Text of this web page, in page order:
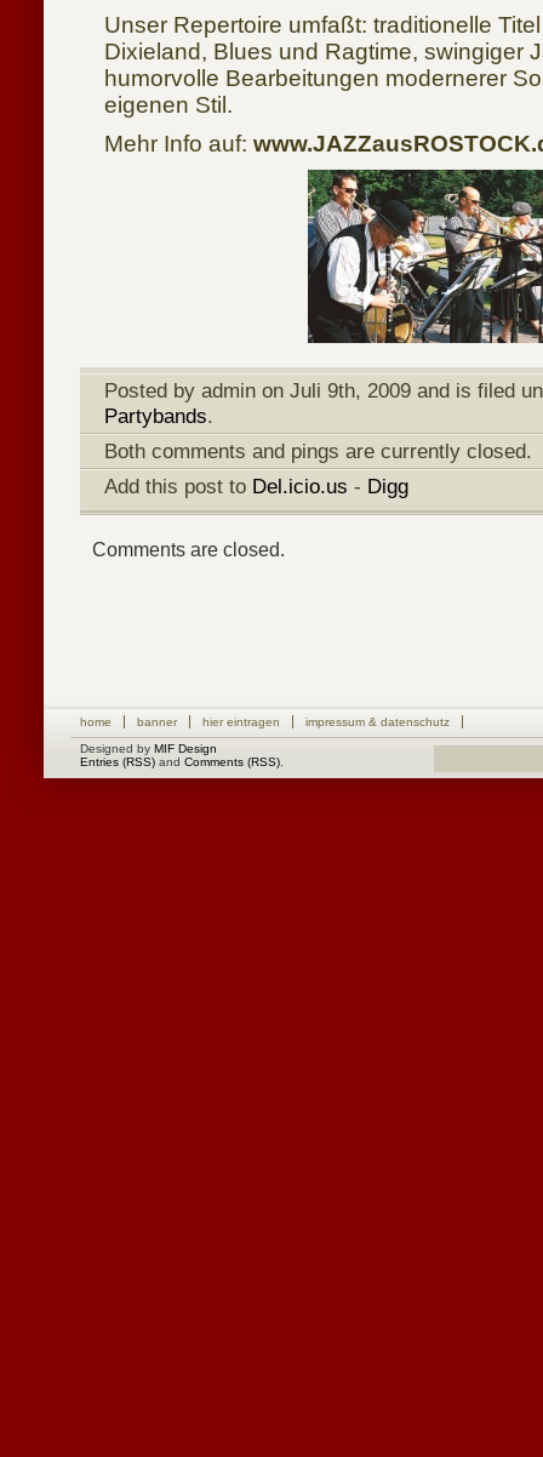
Unser Repertoire umfaßt: traditionelle
Dixieland, Blues und Ragtime, swingiger
humorvolle Bearbeitungen modernerer
eigenen Stil.
Mehr Info auf:
Posted by admin on Juli 9th, 2009 and is filed
Partybands.
Both comments and pings are currently closed.
Add this post to Del.icio.us - Digg
Comments are closed.
home banner hier eintragen
impressum & datenschutz
Designed by MIF Design
Entries (RSS) and Comments (RSS)